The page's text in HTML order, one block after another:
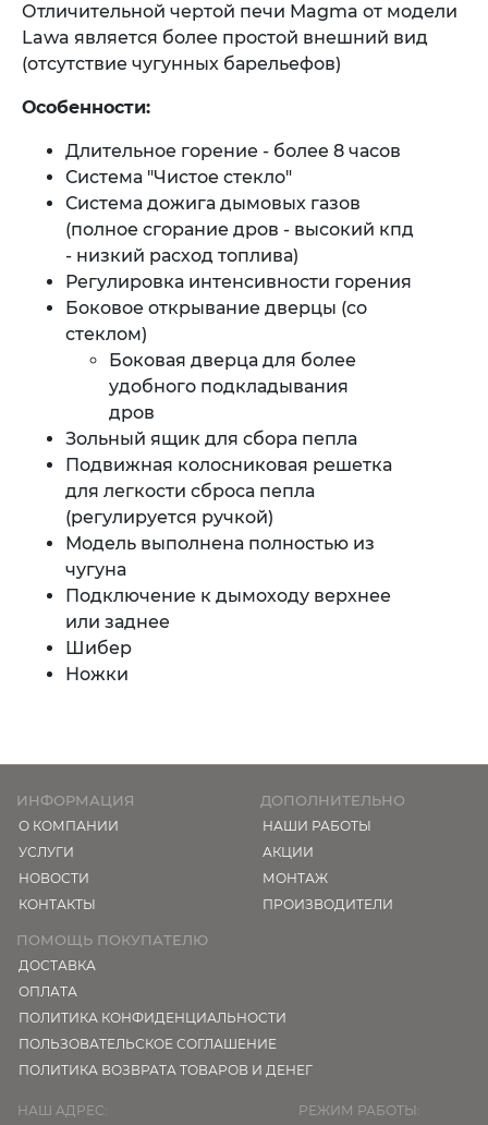
Отличительной чертой печи Magma от модели
Lawa является более простой внешний вид
(отсутствие чугунных барельефов)
Особенности:
Длительное горение - более 8 часов
Система "Чистое стекло"
Система дожига дымовых газов
(полное сгорание дров - высокий кпд
- низкий расход топлива)
Регулировка интенсивности горения
Боковое открывание дверцы (со
стеклом)
Боковая дверца для более
удобного подкладывания
дров
Зольный ящик для сбора пепла
Подвижная колосниковая решетка
для легкости сброса пепла
(регулируется ручкой)
Модель выполнена полностью из
чугуна
Подключение к дымоходу верхнее
или заднее
Шибер
Ножки
ИНФОРМАЦИЯ
О КОМПАНИИ
УСЛУГИ
НОВОСТИ
КОНТАКТЫ
ДОПОЛНИТЕЛЬНО
НАШИ РАБОТЫ
АКЦИИ
МОНТАЖ
ПРОИЗВОДИТЕЛИ
ПОМОЩЬ ПОКУПАТЕЛЮ
ДОСТАВКА
ОПЛАТА
ПОЛИТИКА КОНФИДЕНЦИАЛЬНОСТИ
ПОЛЬЗОВАТЕЛЬСКОЕ СОГЛАШЕНИЕ
ПОЛИТИКА ВОЗВРАТА ТОВАРОВ И ДЕНЕГ
НАШ АДРЕС:
РЕЖИМ РАБОТЫ: